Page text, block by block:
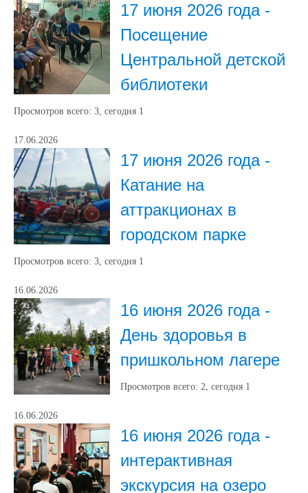
17 июня 2026 года -
Посещение
Центральной детской
библиотеки
Просмотров всего: 3, сегодня 1
17.06.2026
17 июня 2026 года -
Катание на
аттракционах в
городском парке
Просмотров всего: 3, сегодня 1
16.06.2026
16 июня 2026 года -
День здоровья в
пришкольном лагере
Просмотров всего: 2, сегодня 1
16.06.2026
16 июня 2026 года -
интерактивная
экскурсия на озеро